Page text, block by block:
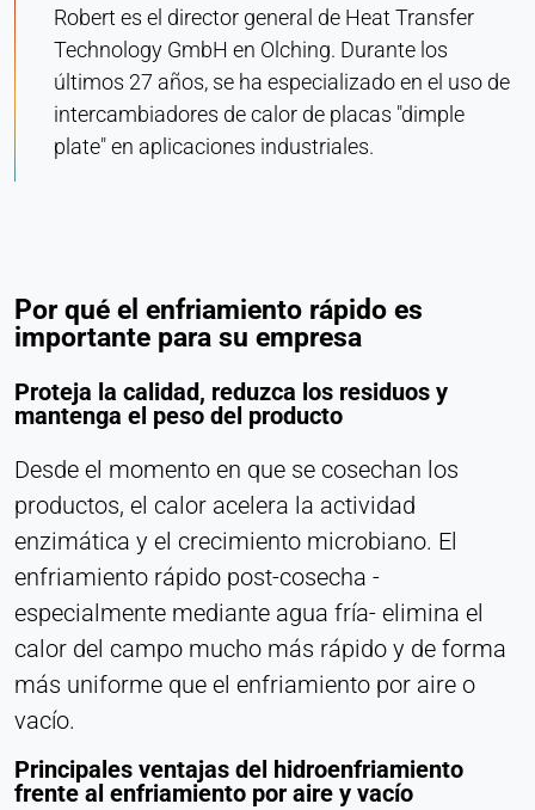
Robert es el director general de Heat Transfer
Technology GmbH en Olching. Durante los
últimos 27 años, se ha especializado en el uso de
intercambiadores de calor de placas "dimple
plate" en aplicaciones industriales.
Por qué el enfriamiento rápido es
importante para su empresa
Proteja la calidad, reduzca los residuos y
mantenga el peso del producto
Desde el momento en que se cosechan los
productos, el calor acelera la actividad
enzimática y el crecimiento microbiano. El
enfriamiento rápido post-cosecha -
especialmente mediante agua fría- elimina el
calor del campo mucho más rápido y de forma
más uniforme que el enfriamiento por aire o
vacío.
Principales ventajas del hidroenfriamiento
frente al enfriamiento por aire y vacío
web y para mejorar el rendimiento y la facilidad de
uso. Los datos se procesan de forma anónima.
Matomo
Provider:
Cookie duration:
Sesión
MARKETING
Utilizados para medir la eficacia del marketing e
identificar a los visitantes relacionados con el
negocio.
LinkedIn
Name:
bcookie, li_gc, lidc
Provider:
Purpose:
Seguimiento de conversiones